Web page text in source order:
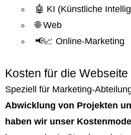
🤖 KI (Künstliche
🌐 Web
📢📈 Online-Marketing
Kosten für die
Speziell für Marketing-
Abwicklung von Projekten
haben wir unser